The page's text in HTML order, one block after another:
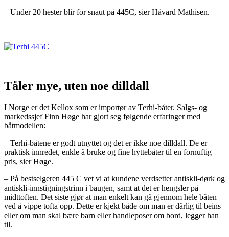
– Under 20 hester blir for snaut på 445C, sier Håvard Mathisen.
Tåler mye, uten noe dilldall
I Norge er det Kellox som er importør av Terhi-båter. Salgs- og
markedssjef Finn Høge har gjort seg følgende erfaringer med
båtmodellen:
– Terhi-båtene er godt utnyttet og det er ikke noe dilldall. De er
praktisk innredet, enkle å bruke og fine hyttebåter til en fornuftig
pris, sier Høge.
– På bestselgeren 445 C vet vi at kundene verdsetter antiskli-dørk og
antiskli-innstigningstrinn i baugen, samt at det er hengsler på
midttoften. Det siste gjør at man enkelt kan gå gjennom hele båten
ved å vippe tofta opp. Dette er kjekt både om man er dårlig til beins
eller om man skal bære barn eller handleposer om bord, legger han
til.